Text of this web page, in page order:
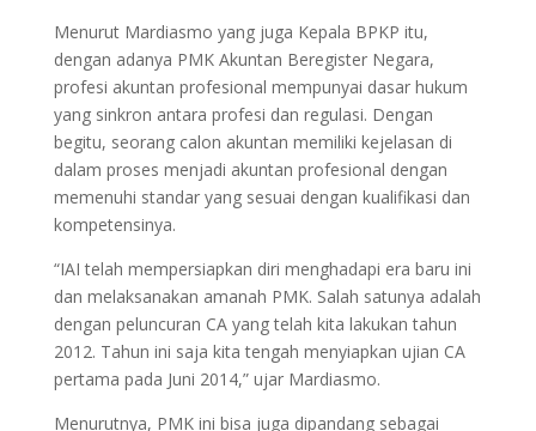
Menurut Mardiasmo yang juga Kepala BPKP itu,
dengan adanya PMK Akuntan Beregister Negara,
profesi akuntan profesional mempunyai dasar hukum
yang sinkron antara profesi dan regulasi. Dengan
begitu, seorang calon akuntan memiliki kejelasan di
dalam proses menjadi akuntan profesional dengan
memenuhi standar yang sesuai dengan kualifikasi dan
kompetensinya.
“IAI telah mempersiapkan diri menghadapi era baru ini
dan melaksanakan amanah PMK. Salah satunya adalah
dengan peluncuran CA yang telah kita lakukan tahun
2012. Tahun ini saja kita tengah menyiapkan ujian CA
pertama pada Juni 2014,” ujar Mardiasmo.
Menurutnya, PMK ini bisa juga dipandang sebagai